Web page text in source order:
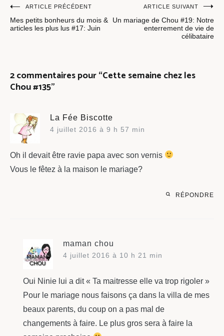
Navigation
de
ARTICLE PRÉCÉDENT
Mes petits bonheurs du mois &
articles les plus lus #17: Juin
ARTICLE SUIVANT
Un mariage de Chou #19: Notre
enterrement de vie de
célibataire
2 commentaires pour “Cette semaine chez les
Chou #135”
La Fée Biscotte
4 juillet 2016 à 9 h 57 min
Oh il devait être ravie papa avec son vernis
Vous le fêtez à la maison le mariage?
RÉPONDRE
maman chou
4 juillet 2016 à 10 h 21 min
Oui Ninie lui a dit « Ta maitresse elle va trop rigoler »
Pour le mariage nous faisons ça dans la villa de mes
beaux parents, du coup on a pas mal de
changements à faire. Le plus gros sera à faire la